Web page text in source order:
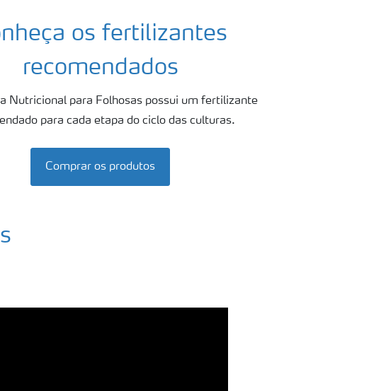
os fertilizantes
recomendados
Nutricional para Folhosas possui um fertilizante
para cada etapa do ciclo das culturas.
Comprar os produtos